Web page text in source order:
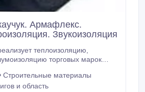
Армафлекс.
Звукоизоляция
теплоизоляцию,
скотчи,
Строительные материалы
и область